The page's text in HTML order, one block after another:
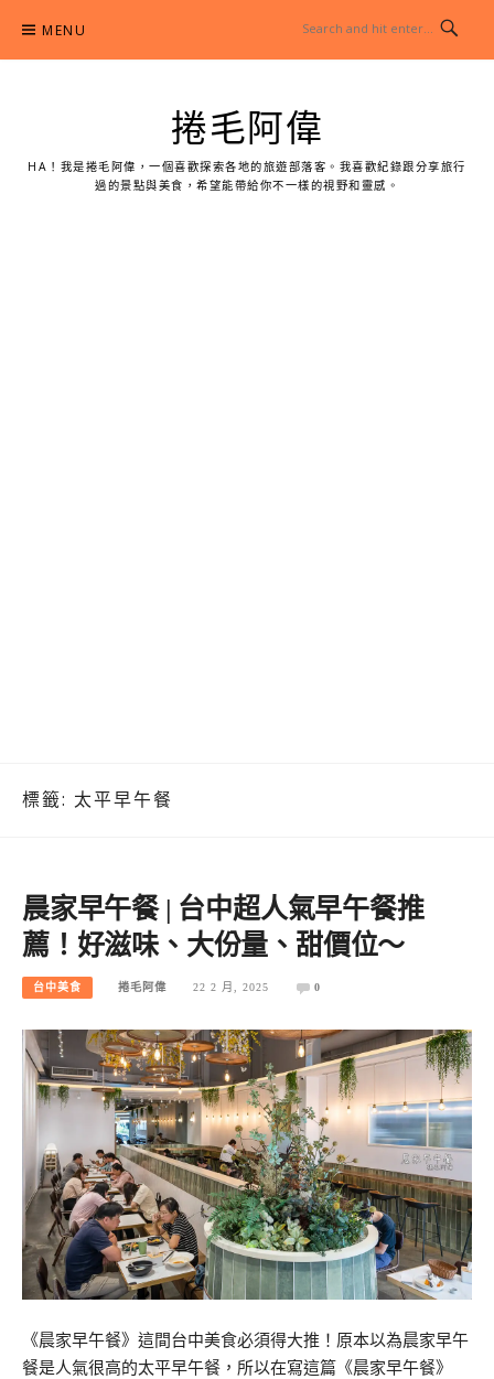
content
MENU
捲毛阿偉
HA！我是捲毛阿偉，一個喜歡探索各地的旅遊部落客。我喜歡紀錄跟分享旅行
過的景點與美食，希望能帶給你不一樣的視野和靈感。
標籤: 太平早午餐
晨家早午餐 | 台中超人氣早午餐推
薦！好滋味、大份量、甜價位～
台中美食 捲毛阿偉 22 2 月, 2025 0
《晨家早午餐》這間台中美食必須得大推！原本以為晨家早午
餐是人氣很高的太平早午餐，所以在寫這篇《晨家早午餐》